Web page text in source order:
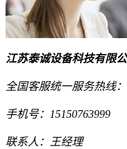
江苏泰诚设备科技有限
全国客服统一服务热线：
手机号：15150763999
联系人：王经理